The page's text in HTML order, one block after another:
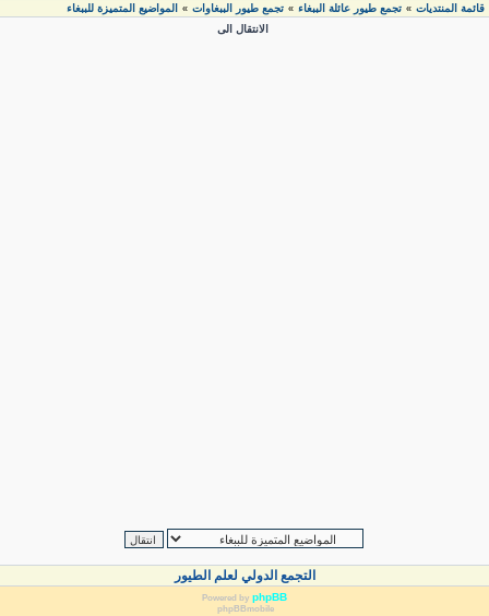
قائمة المنتديات» تجمع طيور عائلة الببغاء» تجمع طيور الببغاوات»
المواضيع المتميزة للببغاء
الانتقال الى
التجمع الدولي لعلم الطيور
Powered byphpBB
phpBBmobile